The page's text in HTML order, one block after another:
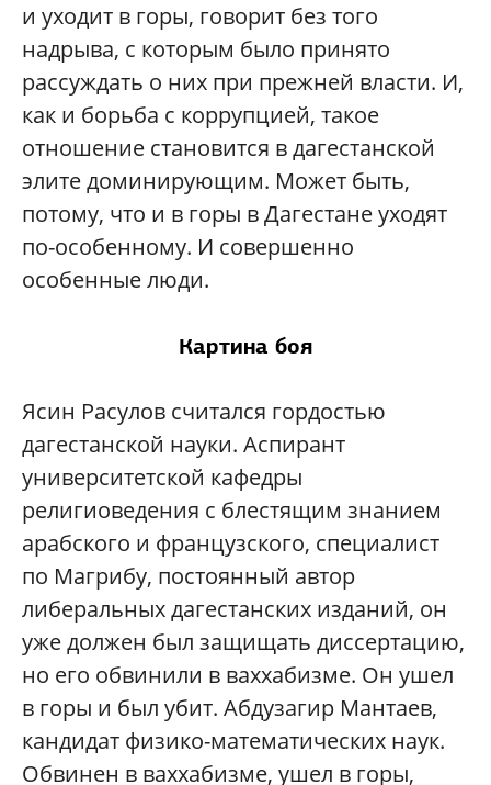
и уходит в горы, говорит без того
надрыва, с которым было принято
рассуждать о них при прежней власти. И,
как и борьба с коррупцией, такое
отношение становится в дагестанской
элите доминирующим. Может быть,
потому, что и в горы в Дагестане уходят
по-особенному. И совершенно
особенные люди.
Картина боя
Ясин Расулов считался гордостью
дагестанской науки. Аспирант
университетской кафедры
религиоведения с блестящим знанием
арабского и французского, специалист
по Магрибу, постоянный автор
либеральных дагестанских изданий, он
уже должен был защищать диссертацию,
но его обвинили в ваххабизме. Он ушел
в горы и был убит. Абдузагир Мантаев,
кандидат физико-математических наук.
Обвинен в ваххабизме, ушел в горы,